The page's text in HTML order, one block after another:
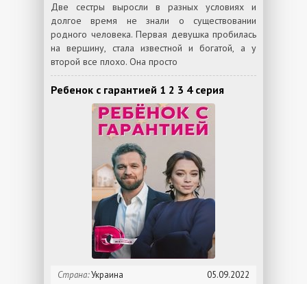
Две сестры выросли в разных условиях и
долгое время не знали о существовании
родного человека. Первая девушка пробилась
на вершину, стала известной и богатой, а у
второй все плохо. Она просто
Ребенок с гарантией 1 2 3 4 серия
Страна:Украина
05.09.2022